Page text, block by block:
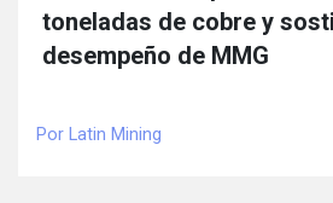
toneladas de cobre y
desempeño de MMG
Por Latin Mining